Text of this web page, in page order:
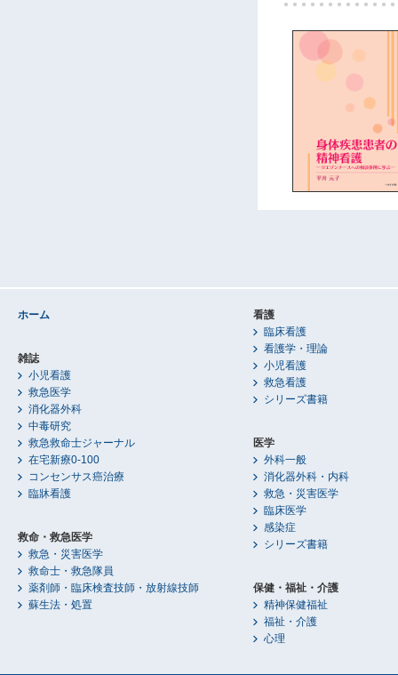
ホーム
雑誌
小児看護
救急医学
消化器外科
中毒研究
救急救命士ジャーナル
在宅新療0-100
コンセンサス癌治療
臨牀看護
救命・救急医学
救急・災害医学
救命士・救急隊員
薬剤師・臨床検査技師・放射線技師
蘇生法・処置
看護
臨床看護
看護学・理論
小児看護
救急看護
シリーズ書籍
医学
外科一般
消化器外科・内科
救急・災害医学
臨床医学
感染症
シリーズ書籍
保健・福祉・介護
精神保健福祉
福祉・介護
心理